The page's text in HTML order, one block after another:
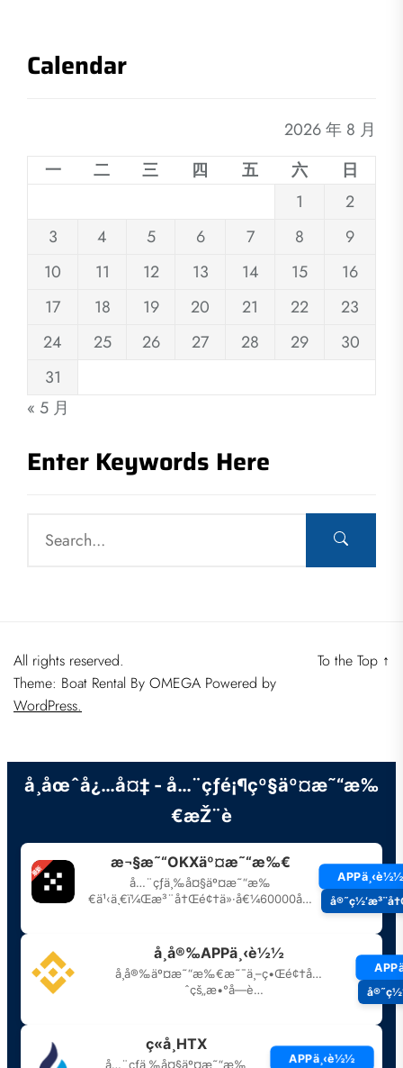
Calendar
2026 年 8 月
一
二 三 四 五 六
日
1
2
3
4 5 6 7 8
9
10
11 12 13 14 15
16
17
18 19 20 21 22
23
24
25 26 27 28 29
30
31
« 5 月
Enter Keywords Here
All rights reserved.
Theme: Boat Rental By OMEGA Powered by
WordPress.
To the Top ↑